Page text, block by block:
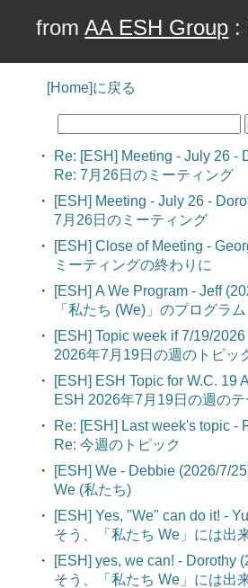
fromAA ESH Group :
[Home]に戻る
・
Re: [ESH] Meeting - July 26 -
Re: 7月26日のミーティング
・
[ESH] Meeting - July 26 -
7月26日のミーティング
・
[ESH] Close of Meeting -
ミーティングの終わりに
・
[ESH] A We Program - Jeff
「私たち (We)」のプログラ
・
[ESH] Topic week if 7/19/
2026年7月19日の週のトピ
・
[ESH] ESH Topic for W.C. 19
ESH 2026年7月19日の週の
・
Re: [ESH] Last week's topic -
Re: 今週のトピック
・
[ESH] We - Debbie (2026/7/
We (私たち)
・
[ESH] Yes, "We" can do it! -
そう、「私たち We」には出
・
[ESH] yes, we can! - Dorothy
そう、「私たち We」には出